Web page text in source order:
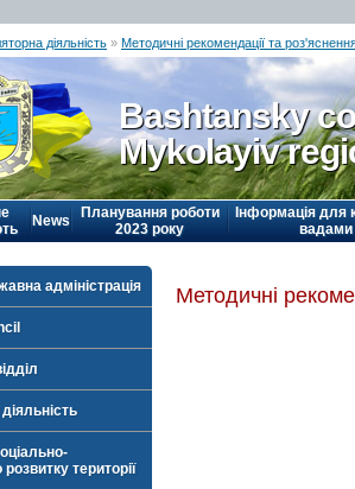
діяльність » Методичні рекомендації та
Bashtansky
Mykolayiv
News
Планування роботи
2023 року
Інформація для
вадами
адміністрація
території
Методичні